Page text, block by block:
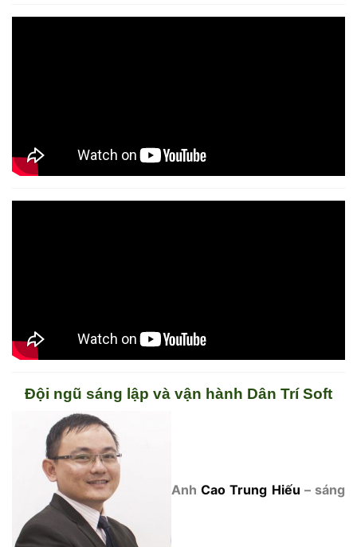
Đội ngũ sáng lập và vận hành Dân Trí Soft
AnhCao Trung Hiếu – sáng